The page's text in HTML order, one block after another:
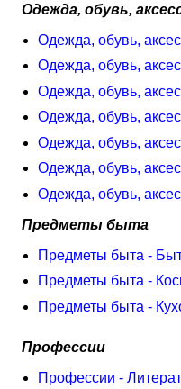
Одежда, обувь,
Одежда, обувь,
Одежда, обувь,
Одежда, обувь,
Одежда, обувь,
Одежда, обувь,
Одежда, обувь,
Одежда, обувь,
Предметы быта
Предметы быта -
Предметы быта -
Предметы быта -
Профессии
Профессии -